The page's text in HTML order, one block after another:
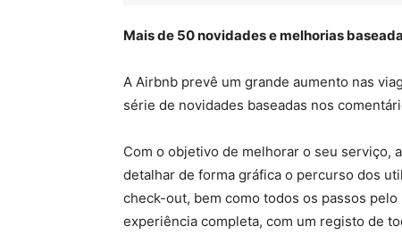
Mais de 50novidades e melhorias
A Airbnb prevê um grande aumento nas
série de novidades baseadas nos
Com o objetivo de melhorar o seu serviço,
detalhar de forma gráfica o percurso dos
check-out, bem como todos os passos
experiência completa, com um registo de